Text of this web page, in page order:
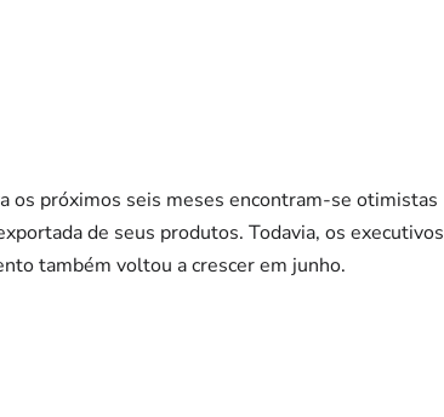
os próximos seis meses encontram-se otimistas
de seus produtos. Todavia, os executivos
também voltou a crescer em junho.